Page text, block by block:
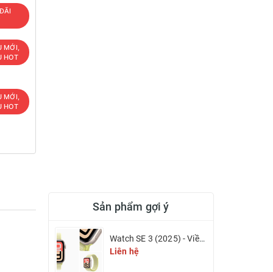
MỚI,
HOT
MỚI,
HOT
Sản phẩm gợi ý
Watch SE 3 (2025) - Viền nhôm & Dây cao su
Liên hệ